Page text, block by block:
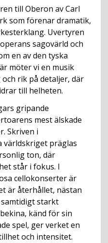
till Oberon av Carl
som förenar dramatik,
Uvertyren
sagovärld och
en av den tyska
möter vi en musik
rik på detaljer, där
till helheten.
gripande
mest älskade
Skriven i
världskriget präglas
ton, där
står i fokus. I
cellokonserter är
är återhållet, nästan
starkt
känd för sin
spel, ger verket en
och intensitet.